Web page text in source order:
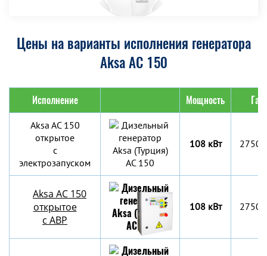
Цены на варианты исполнения генератора
Aksa AC 150
Исполнение Мощность
Aksa AC 150
открытое
с
электрозапуском
108 кВт
Aksa AC 150
открытое
с АВР
108 кВт